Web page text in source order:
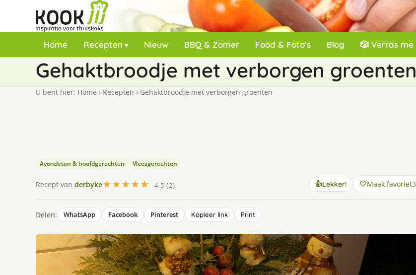
Home Recepten Nieuw BBQ & Zomer Food & Foto’s Blog 🎲 Verras me
Gehaktbroodje met verborgen groenten
U bent hier: Home › Recepten › Gehaktbroodje met verborgen groenten
Avondeten & hoofdgerechten Vleesgerechten
Recept van derbyke★★★★★ 4.5 (2) 👍Lekker! Maak favoriet3
Delen: WhatsApp Facebook Pinterest Kopieer link Print